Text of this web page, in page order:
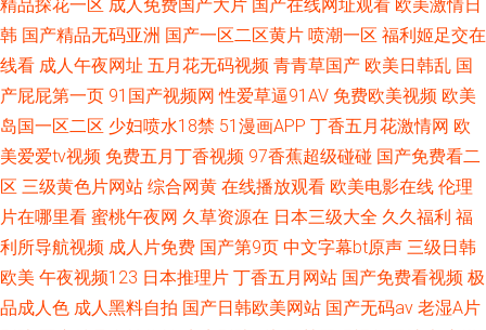
精品探花一区 成人免费国产大片 国产在线网址观看 欧美激情日
韩 国产精品无码亚洲 国产一区二区黄片 喷潮一区 福利姬足交在
线看 成人午夜网址 五月花无码视频 青青草国产 欧美日韩乱 国
产屁屁第一页 91国产视频网 性爱草逼91AV 免费欧美视频 欧美
岛国一区二区 少妇喷水18禁 51漫画APP 丁香五月花激情网 欧
美爱爱tv视频 免费五月丁香视频 97香蕉超级碰碰 国产免费看二
区 三级黄色片网站 综合网黄 在线播放观看 欧美电影在线 伦理
片在哪里看 蜜桃午夜网 久草资源在 日本三级大全 久久福利 福
利所导航视频 成人片免费 国产第9页 中文字幕bt原声 三级日韩
欧美 午夜视频123 日本推理片 丁香五月网站 国产免费看视频 极
品成人色 成人黑料自拍 国产日韩欧美网站 国产无码av 老湿A片